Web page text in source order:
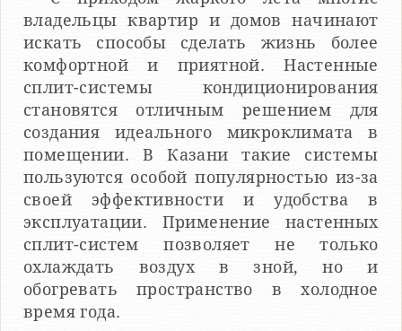
владельцы квартир и домов начинают
искать способы сделать жизнь более
комфортной и приятной. Настенные
сплит-системы кондиционирования
становятся отличным решением для
создания идеального микроклимата в
помещении. В Казани такие системы
пользуются особой популярностью из-за
своей эффективности и удобства в
эксплуатации. Применение настенных
сплит-систем позволяет не только
охлаждать воздух в зной, но и
обогревать пространство в холодное
время года.